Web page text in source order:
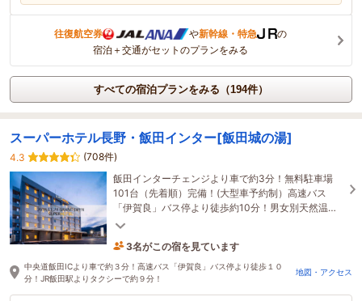
往復航空券 や新幹線・特急
の
宿泊＋交通がセットのプランをみる
すべての宿泊プランをみる（194件）
スーパーホテル長野・飯田インター[飯田城の湯]
4.3
(708件)
飯田インターチェンジより車で約3分！無料駐車場
101台（先着順）完備！(大型車予約制）高速バス
「伊賀良」バス停より徒歩約10分！男女別天然温泉
「飯田城の湯」♪無料健康朝食♪
たった今予約されました
中央道飯田ICより車で約３分！高速バス「伊賀良」バス停より徒歩１０
分！JR飯田駅よりタクシーで約９分！
地図・アクセス